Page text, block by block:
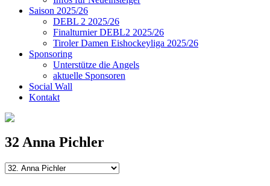
Saison 2025/26
DEBL 2 2025/26
Finalturnier DEBL2 2025/26
Tiroler Damen Eishockeyliga 2025/26
Sponsoring
Unterstütze die Angels
aktuelle Sponsoren
Social Wall
Kontakt
32 Anna Pichler